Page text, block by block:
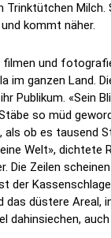
Trinktütchen
kommt näher.
filmen und
im ganzen Land.
Publikum. «Sein
so müd
als ob es tausend
Welt», dichtete
Die Zeilen
der
das düstere Areal,
dahinsiechen,